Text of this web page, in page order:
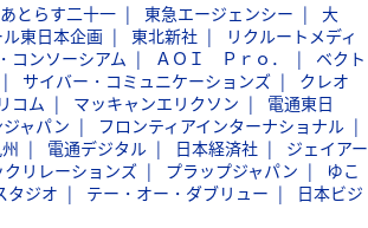
あとらす二十一 東急エージェンシー
大
東日本企画 東北新社
リクルートメディ
コンソーシアム ＡＯＩ Ｐｒｏ．
ベクト
サイバー・コミュニケーションズ
クレオ
コム マッキャンエリクソン
電通東日
ャパン
フロンティアインターナショナル
電通デジタル 日本経済社
ジェイアー
リレーションズ プラップジャパン
ゆこ
タジオ テー・オー・ダブリュー
日本ビジ